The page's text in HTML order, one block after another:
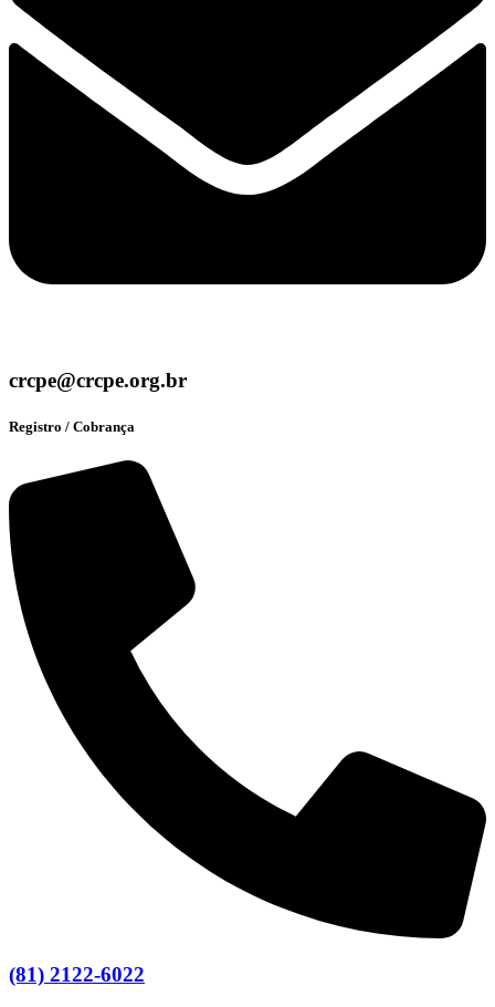
crcpe@crcpe.org.br
Registro / Cobrança
(81) 2122-6022